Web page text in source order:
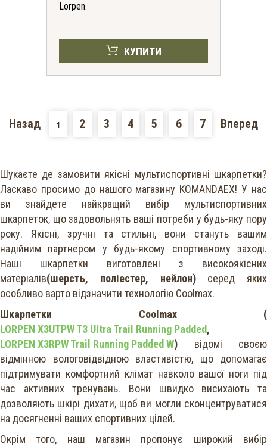
Lorpen.
КУПИТИ
Назад 1 2 3 4 5 6 7 Вперед
Шукаєте де замовити якісні мультиспортивні шкарпетки?
Ласкаво просимо до нашого магазину KOMANDAEX! У нас
ви знайдете найкращий вибір мультиспортивних
шкарпеток, що задовольнять ваші потреби у будь-яку пору
року. Якісні, зручні та стильні, вони стануть вашим
надійним партнером у будь-якому спортивному заході.
Наші шкарпетки виготовлені з високоякісних
матеріалів(шерсть, поліестер, нейлон)серед яких
особливо варто відзначити технологію Coolmax.
Шкарпетки Coolmax (
LORPEN X3UTPW T3 Ultra Trail Running Padded,
LORPEN X3RPW Trail Running Padded W) відомі своєю
відмінною вологовідвідною властивістю, що допомагає
підтримувати комфортний клімат навколо вашої ноги під
час активних тренувань. Вони швидко висихають та
дозволяють шкірі дихати, щоб ви могли сконцентруватися
на досягненні ваших спортивних цілей.
Окрім того, наш магазин пропонує широкий вибір